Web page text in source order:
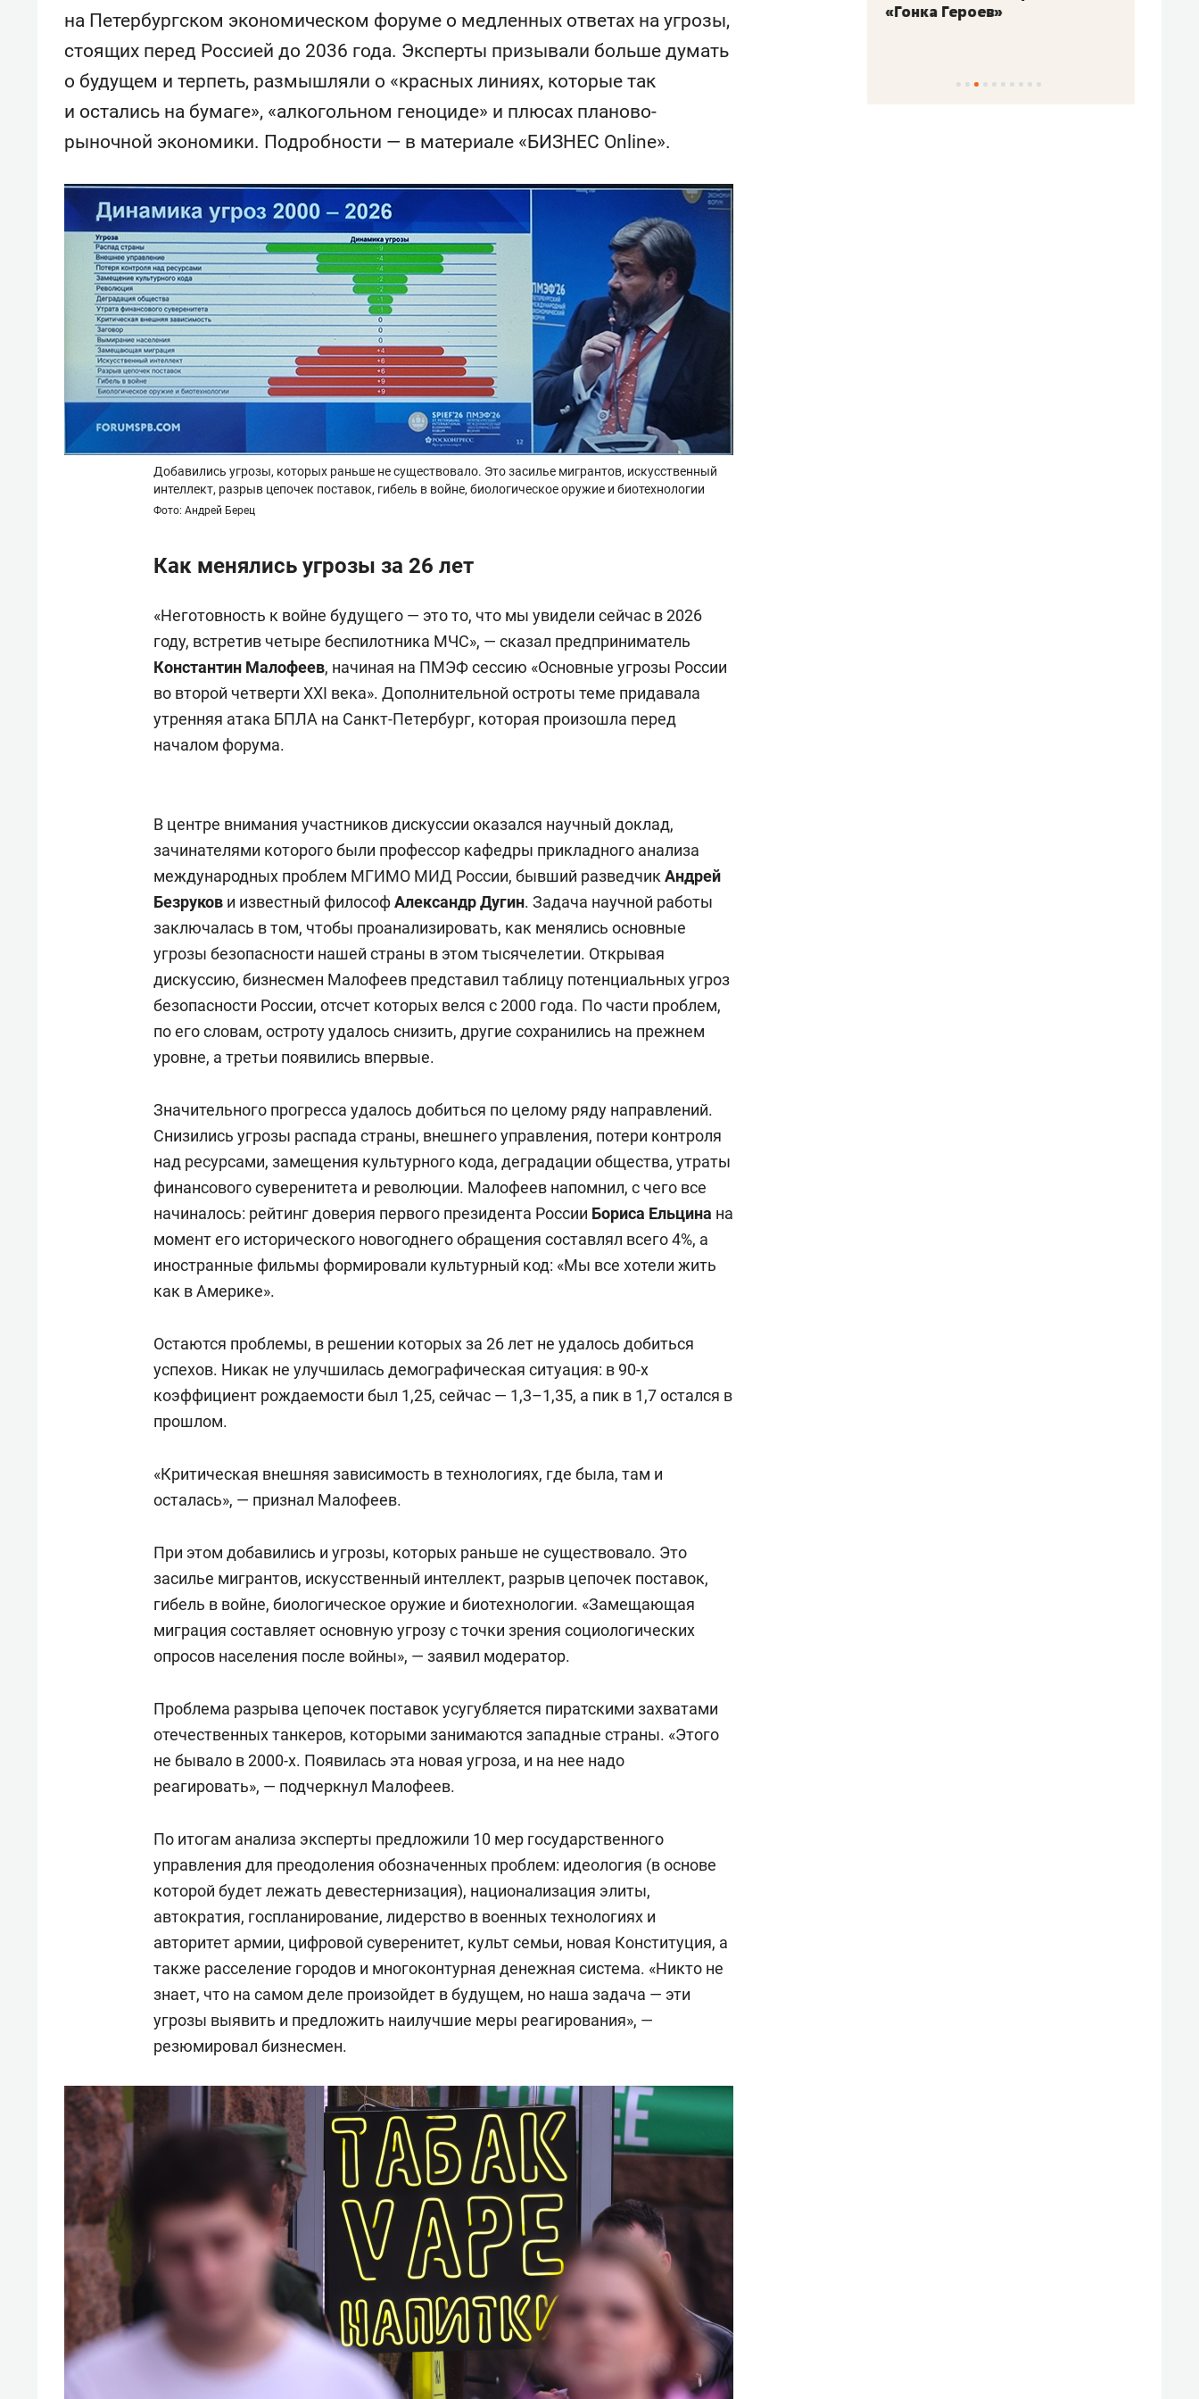
на Петербургском экономическом форуме о медленных ответах на угрозы,
стоящих перед Россией до 2036 года. Эксперты призывали больше думать
о будущем и терпеть, размышляли о «красных линиях, которые так
и остались на бумаге», «алкогольном геноциде» и плюсах планово-
рыночной экономики. Подробности — в материале «БИЗНЕС Online».
Добавились угрозы, которых раньше не существовало. Это засилье мигрантов, искусственный
интеллект, разрыв цепочек поставок, гибель в войне, биологическое оружие и биотехнологии
Фото: Андрей Берец
Как менялись угрозы за 26 лет
«Неготовность к войне будущего — это то, что мы увидели сейчас в 2026
году, встретив четыре беспилотника МЧС», — сказал предприниматель
Константин Малофеев, начиная на ПМЭФ сессию «Основные угрозы России
во второй четверти XXI века». Дополнительной остроты теме придавала
утренняя атака БПЛА на Санкт-Петербург, которая произошла перед
началом форума.
В центре внимания участников дискуссии оказался научный доклад,
зачинателями которого были профессор кафедры прикладного анализа
международных проблем МГИМО МИД России, бывший разведчик Андрей
Безруков и известный философАлександр Дугин. Задача научной работы
заключалась в том, чтобы проанализировать, как менялись основные
угрозы безопасности нашей страны в этом тысячелетии. Открывая
дискуссию, бизнесмен Малофеев представил таблицу потенциальных угроз
безопасности России, отсчет которых велся с 2000 года. По части проблем,
по его словам, остроту удалось снизить, другие сохранились на прежнем
уровне, а третьи появились впервые.
Значительного прогресса удалось добиться по целому ряду направлений.
Снизились угрозы распада страны, внешнего управления, потери контроля
над ресурсами, замещения культурного кода, деградации общества, утраты
финансового суверенитета и революции. Малофеев напомнил, с чего все
начиналось: рейтинг доверия первого президента России Бориса Ельцина на
момент его исторического новогоднего обращения составлял всего 4%, а
иностранные фильмы формировали культурный код: «Мы все хотели жить
как в Америке».
Остаются проблемы, в решении которых за 26 лет не удалось добиться
успехов. Никак не улучшилась демографическая ситуация: в 90-х
коэффициент рождаемости был 1,25, сейчас — 1,3–1,35, а пик в 1,7 остался в
прошлом.
«Критическая внешняя зависимость в технологиях, где была, там и
осталась», — признал Малофеев.
При этом добавились и угрозы, которых раньше не существовало. Это
засилье мигрантов, искусственный интеллект, разрыв цепочек поставок,
гибель в войне, биологическое оружие и биотехнологии. «Замещающая
миграция составляет основную угрозу с точки зрения социологических
опросов населения после войны», — заявил модератор.
Проблема разрыва цепочек поставок усугубляется пиратскими захватами
отечественных танкеров, которыми занимаются западные страны. «Этого
не бывало в 2000-х. Появилась эта новая угроза, и на нее надо
реагировать», — подчеркнул Малофеев.
По итогам анализа эксперты предложили 10 мер государственного
управления для преодоления обозначенных проблем: идеология (в основе
которой будет лежать девестернизация), национализация элиты,
автократия, госпланирование, лидерство в военных технологиях и
авторитет армии, цифровой суверенитет, культ семьи, новая Конституция, а
также расселение городов и многоконтурная денежная система. «Никто не
знает, что на самом деле произойдет в будущем, но наша задача — эти
угрозы выявить и предложить наилучшие меры реагирования», —
резюмировал бизнесмен.
антихрупких команд
«Гонка Героев»